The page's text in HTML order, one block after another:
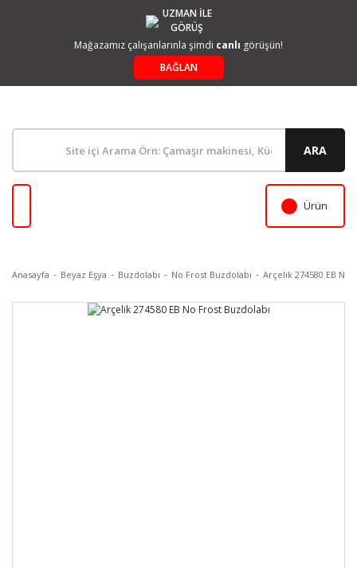
UZMAN İLE
GÖRÜŞ
Mağazamız çalışanlarınla şimdi canlı görüşün!
BAĞLAN
ARA
Ürün
Anasayfa Beyaz Eşya Buzdolabı No Frost Buzdolabı Arçelik 274580 EB No